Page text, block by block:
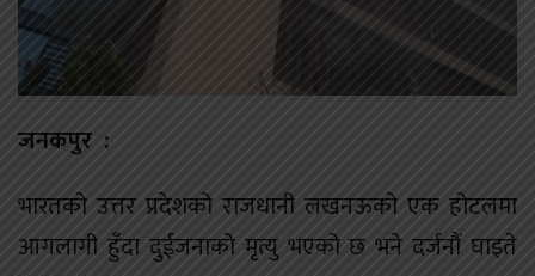
जनकपुर :
भारतको उत्तर प्रदेशको राजधानी लखनऊको एक होटलमा
आगलागी हुँदा दुईजनाको मृत्यु भएको छ भने दर्जनौं घाइते